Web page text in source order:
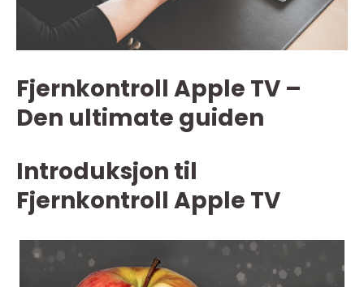
Fjernkontroll Apple TV –
Den ultimate guiden
Introduksjon til
Fjernkontroll Apple TV